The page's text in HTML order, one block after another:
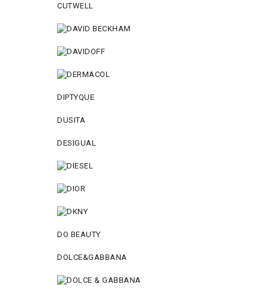
CUTWELL
DIPTYQUE
DUSITA
DESIGUAL
DO BEAUTY
DOLCE&GABBANA